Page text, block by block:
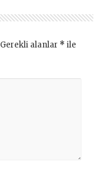
Gerekli alanlar * ile